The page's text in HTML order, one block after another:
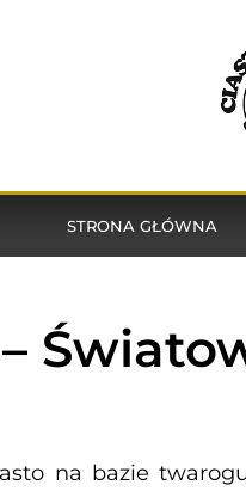
STRONA GŁÓWNA
na bazie